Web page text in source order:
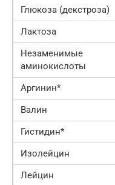
Глюкоза (декстроза)
Лактоза
Незаменимые
аминокислоты
Аргинин*
Валин
Гистидин*
Изолейцин
Лейцин